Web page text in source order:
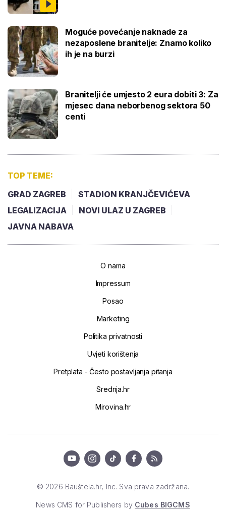
Moguće povećanje naknade za
nezaposlene branitelje: Znamo koliko
ih je na burzi
Branitelji će umjesto 2 eura dobiti 3: Za
mjesec dana neborbenog sektora 50
centi
TOP TEME:
GRAD ZAGREB
STADION KRANJČEVIĆEVA
LEGALIZACIJA
NOVI ULAZ U ZAGREB
JAVNA NABAVA
O nama
Impressum
Posao
Marketing
Politika privatnosti
Uvjeti korištenja
Pretplata - Često postavljanja pitanja
Srednja.hr
Mirovina.hr
© 2026 Bauštela.hr, Inc. Sva prava zadržana.
News CMS for Publishers by Cubes BIGCMS